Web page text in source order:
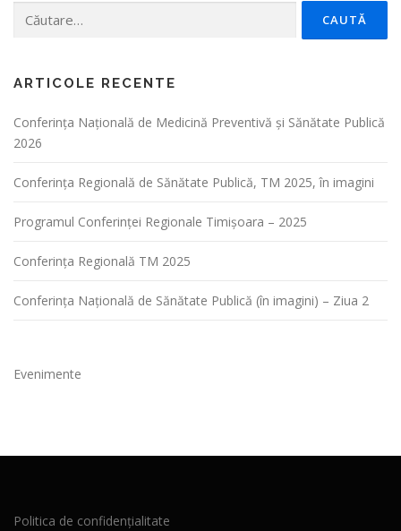
după:
ARTICOLE RECENTE
Conferința Naţională de Medicină Preventivă şi Sănătate Publică
2026
Conferința Regională de Sănătate Publică, TM 2025, în imagini
Programul Conferinței Regionale Timișoara – 2025
Conferința Regională TM 2025
Conferința Națională de Sănătate Publică (în imagini) – Ziua 2
Evenimente
Politica de confidențialitate